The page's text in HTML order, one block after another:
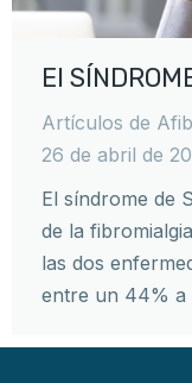
El
Artículos de
26 de abril de
El síndrome de
de la
las dos
entre un 44% a